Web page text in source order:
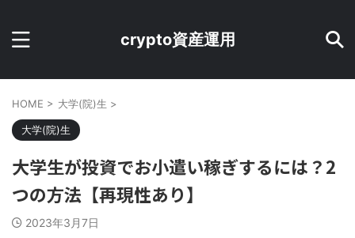
crypto資産運用
HOME > 大学(院)生 >
大学(院)生
大学生が投資でお小遣い稼ぎするには？2
つの方法【再現性あり】
2023年3月7日